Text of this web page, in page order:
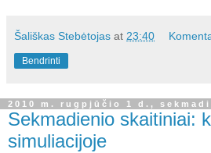
Šališkas Stebėtojas at 23:40
Bendrinti
2010 m. rugpjūčio 1 d.,
Sekmadienio skaitiniai:
simuliacijoje